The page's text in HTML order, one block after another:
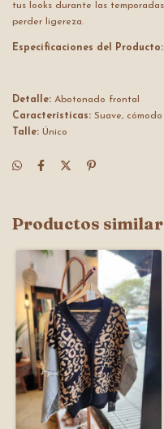
tus looks durante las
perder ligereza.
Especificaciones del Producto:
Detalle: Abotonado frontal
Características: Suave,
Talle: Único
Productos